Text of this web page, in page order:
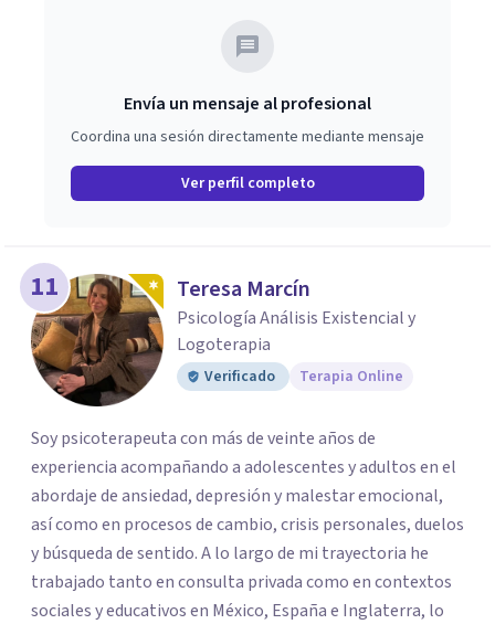
Envía un mensaje al profesional
Coordina una sesión directamente mediante mensaje
Ver perfil completo
11 Teresa Marcín
Psicología Análisis Existencial y
Logoterapia
Verificado Terapia Online
Soy psicoterapeuta con más de veinte años de
experiencia acompañando a adolescentes y adultos en el
abordaje de ansiedad, depresión y malestar emocional,
así como en procesos de cambio, crisis personales, duelos
y búsqueda de sentido. A lo largo de mi trayectoria he
trabajado tanto en consulta privada como en contextos
sociales y educativos en México, España e Inglaterra, lo